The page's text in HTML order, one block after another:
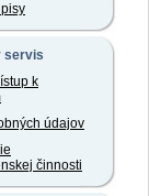
servis
k
údajov
činnosti